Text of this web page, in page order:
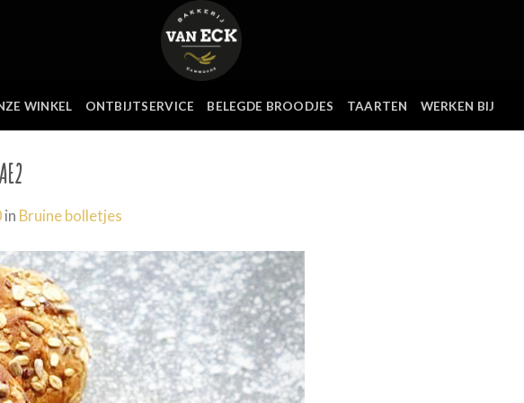
WINKEL ONTBIJTSERVICE BELEGDE BROODJES TAARTEN WERKEN BIJ
in Bruine bolletjes